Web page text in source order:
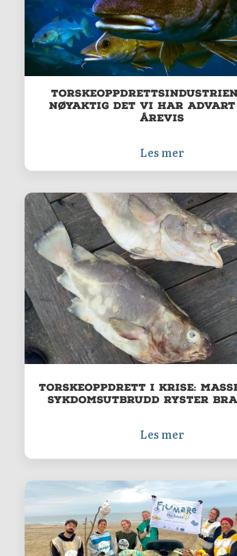
nøyaktig det vi har
årevis
Les mer
Torskeoppdrett i krise:
sykdomsutbrudd ryster
Les mer